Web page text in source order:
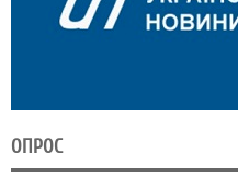
ОПРОС